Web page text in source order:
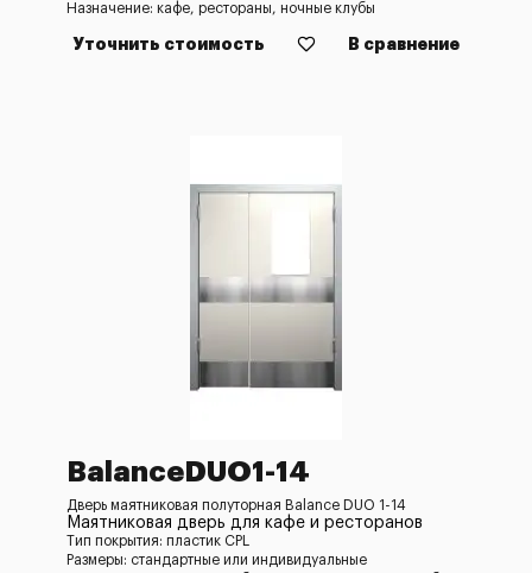
Назначение: кафе, рестораны, ночные клубы
Уточнить стоимость В сравнение
BalanceDUO1-14
Дверь маятниковая полуторная Balance DUO 1-14
Маятниковая дверь для кафе и ресторанов
Тип покрытия: пластик CPL
Размеры: стандартные или индивидуальные